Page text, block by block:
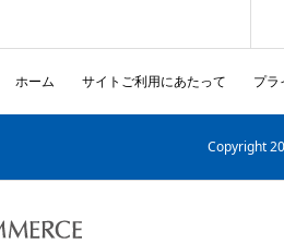
ホーム サイトご利用にあたって プラ
Copyright